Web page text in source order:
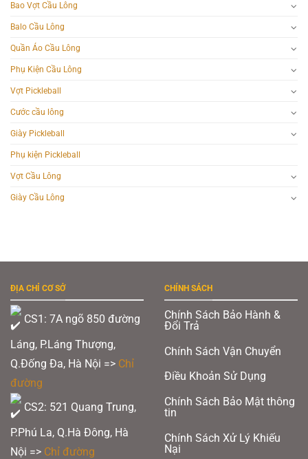
Bao Vợt Cầu Lông
Balo Cầu Lông
Quần Áo Cầu Lông
Phụ Kiện Cầu Lông
Vợt Pickleball
Cước cầu lông
Giày Pickleball
Phụ kiện Pickleball
Vợt Cầu Lông
Giày Cầu Lông
ĐỊA CHỈ CƠ SỞ
CS1: 7A ngõ 850 đường
Láng, P.Láng Thượng,
Q.Đống Đa, Hà Nội => Chỉ
đường
CS2: 521 Quang Trung,
P.Phú La, Q.Hà Đông, Hà
Nội => Chỉ đường
CHÍNH SÁCH
Chính Sách Bảo Hành &
Đổi Trả
Chính Sách Vận Chuyển
Điều Khoản Sử Dụng
Chính Sách Bảo Mật thông
tin
Chính Sách Xử Lý Khiếu
Nại